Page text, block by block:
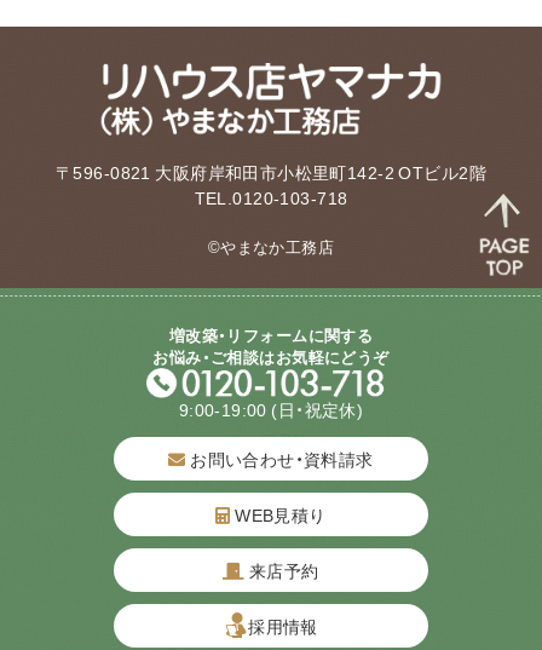
〒596-0821 大阪府岸和田市小松里町142-2 OTビル2階
TEL.0120-103-718
©やまなか工務店
増改築・リフォームに関する
お悩み・ご相談はお気軽にどうぞ
9:00-19:00 (日・祝定休)
お問い合わせ・資料請求
WEB見積り
来店予約
採用情報